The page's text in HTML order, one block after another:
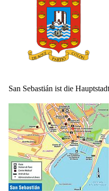
San Sebastián ist die